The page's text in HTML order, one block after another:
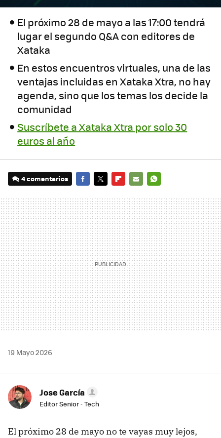
El próximo 28 de mayo a las 17:00 tendrá
lugar el segundo Q&A con editores de
Xataka
En estos encuentros virtuales, una de las
ventajas incluidas en Xataka Xtra, no hay
agenda, sino que los temas los decide la
comunidad
Suscríbete a Xataka Xtra por solo 30
euros al año
4 comentarios
MAIL
19 Mayo 2026
Jose García
Editor Senior - Tech
El próximo 28 de mayo no te vayas muy lejos,